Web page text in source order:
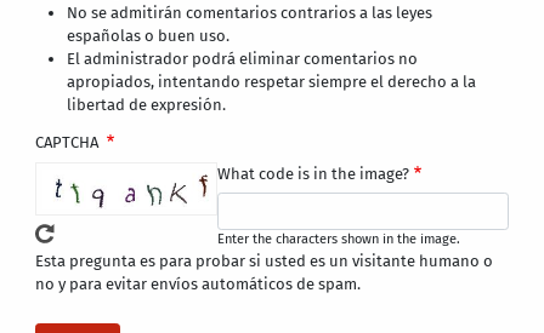
No se admitirán comentarios contrarios a las leyes
españolas o buen uso.
El administrador podrá eliminar comentarios no
apropiados, intentando respetar siempre el derecho a la
libertad de expresión.
CAPTCHA
What code is in the image?
Enter the characters shown in the image.
Esta pregunta es para probar si usted es un visitante humano o
no y para evitar envíos automáticos de spam.